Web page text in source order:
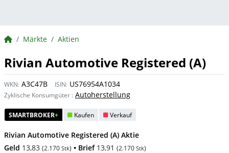
BörsenNEWS.de
Märkte Aktien
Rivian Automotive Registered (A)
WKN: A3C47B ISIN: US76954A1034
Zyklische Konsumgüter : Autoherstellung
SMARTBROKER+ Kaufen Verkauf
Rivian Automotive Registered (A) Aktie
Geld 13,83 (2.170 Stk) • Brief 13,91 (2.170 Stk)